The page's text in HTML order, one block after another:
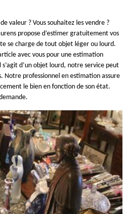
valeur ? Vous souhaitez les vendre ?
propose d’estimer gratuitement vos
se charge de tout objet léger ou lourd.
avec vous pour une estimation
d’un objet lourd, notre service peut
Notre professionnel en estimation assure
le bien en fonction de son état.